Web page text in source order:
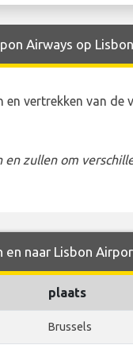
Airways op
vertrekken van de
zullen om
naar Lisbon
plaats
Brussels